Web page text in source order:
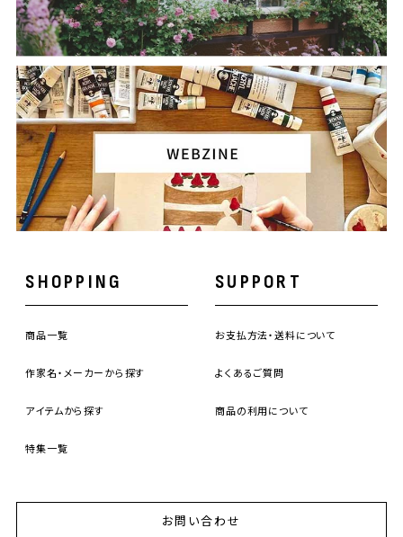
SHOPPING
商品一覧
作家名・メーカーから探す
アイテムから探す
特集一覧
SUPPORT
お支払方法・送料について
よくあるご質問
商品の利用について
お問い合わせ